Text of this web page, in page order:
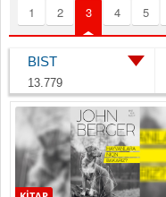
1 2 3 4 5
BIST
13.779